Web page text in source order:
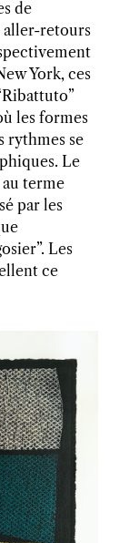
de
aller-retours
York, ces
les formes
rythmes se
Le
terme
par les
Les
ce